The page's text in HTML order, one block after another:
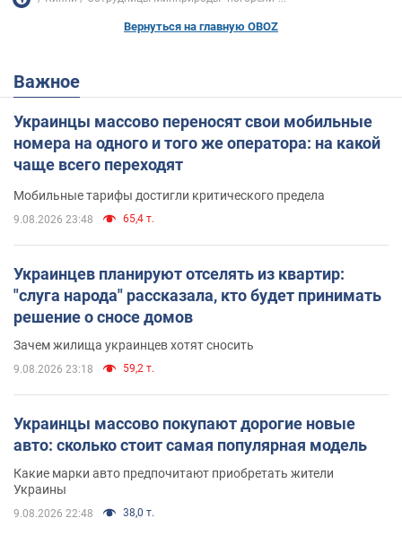
Вернуться на главную OBOZ
Важное
Украинцы массово переносят свои мобильные
номера на одного и того же оператора: на какой
чаще всего переходят
Мобильные тарифы достигли критического предела
9.08.2026 23:48 65,4 т.
Украинцев планируют отселять из квартир:
"слуга народа" рассказала, кто будет принимать
решение о сносе домов
Зачем жилища украинцев хотят сносить
9.08.2026 23:18 59,2 т.
Украинцы массово покупают дорогие новые
авто: сколько стоит самая популярная модель
Какие марки авто предпочитают приобретать жители
Украины
9.08.2026 22:48 38,0 т.